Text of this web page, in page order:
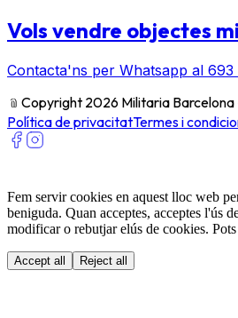
Vols vendre objectes
Contacta'ns per Whatsapp al 693
﹫ Copyright 2026 Militaria
Política de privacitatTermes i
Fem servir cookies en aquest lloc web
beniguda. Quan acceptes, acceptes l'ús
modificar o rebutjar elús de cookies.
Accept all Reject all